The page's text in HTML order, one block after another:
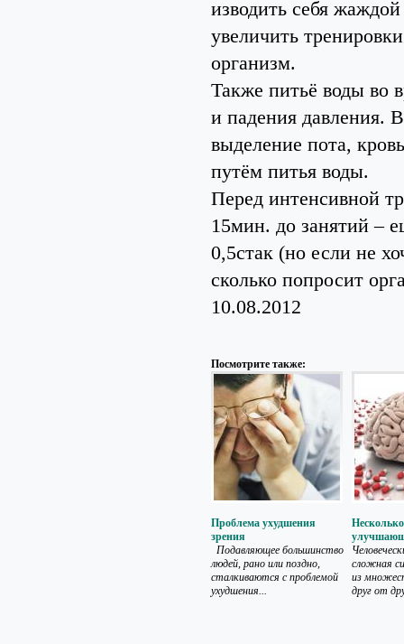
изводить себя
увеличить
организм.
Также питьё воды во
и падения давления.
выделение пота,
путём питья воды.
Перед интенсивной
15мин. до занятий –
0,5стак (но если не
сколько попросит
10.08.2012
Посмотрите также:
Проблема ухудшения
зрения
Подавляющее большинство
людей, рано или поздно,
сталкиваются с проблемой
ухудшения...
сложная
из
друг от